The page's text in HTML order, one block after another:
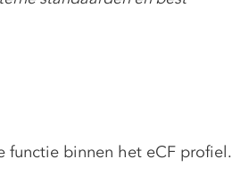
functie binnen het eCF profiel.